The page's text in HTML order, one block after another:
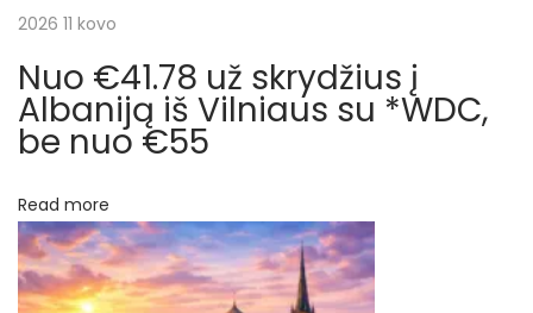
a
t
a
r
p
u
ž
s
k
y
d
į
į
2026 11 kovo
Nuo €41.78 už skrydžius į
Albaniją iš Vilniaus su *WDC,
be nuo €55
Read more